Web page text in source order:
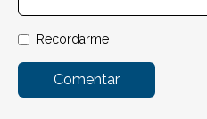
Recordarme
Comentar